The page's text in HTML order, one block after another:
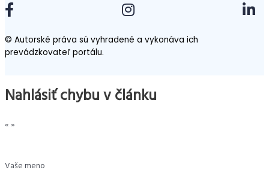
© Autorské práva sú vyhradené a vykonáva ich
prevádzkovateľ portálu.
Nahlásiť chybu v článku
«»
Vaše meno